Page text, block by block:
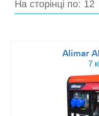
На сторінці по: 12
Alimar
7